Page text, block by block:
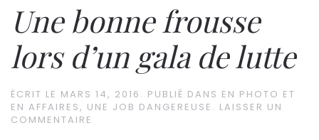
Une bonne frousse
lors d’un gala de lutte
ÉCRIT LE MARS 14, 2016 . PUBLIÉ DANS EN PHOTO ET
EN AFFAIRES, UNE JOB DANGEREUSE . LAISSER UN
COMMENTAIRE